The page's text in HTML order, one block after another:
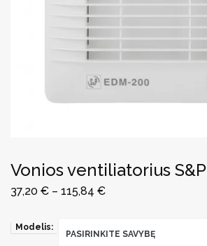
Vonios ventiliatorius
37,20 € – 115,84 €
Modelis:
PASIRINKITE SAVYBĘ